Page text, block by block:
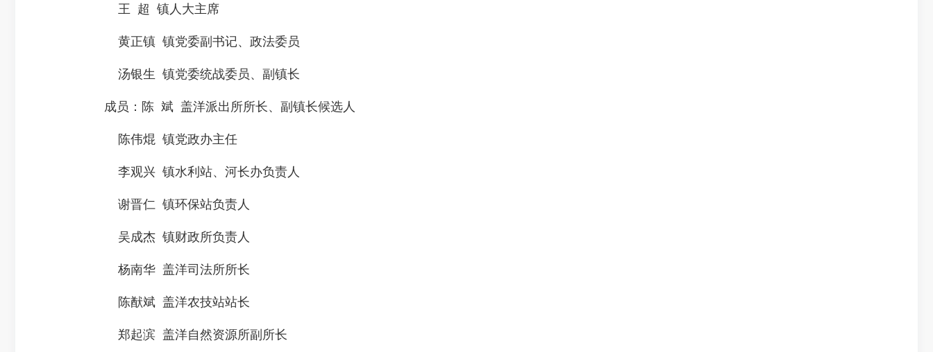
王 超 镇人大主席
黄正镇 镇党委副书记、政法委员
汤银生 镇党委统战委员、副镇长
成员：陈 斌 盖洋派出所所长、副镇长候选人
陈伟焜 镇党政办主任
李观兴 镇水利站、河长办负责人
谢晋仁 镇环保站负责人
吴成杰 镇财政所负责人
杨南华 盖洋司法所所长
陈猷斌 盖洋农技站站长
郑起滨 盖洋自然资源所副所长